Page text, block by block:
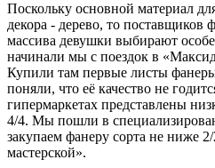
Поскольку основной материал
декора - дерево, то поставщиков
массива девушки выбирают
начинали мы с поездок в
Купили там первые листы
поняли, что её качество не
гипермаркетах представлены
4/4. Мы пошли в
закупаем фанеру сорта не ниже
мастерской».